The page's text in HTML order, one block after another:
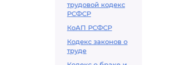
трудовой кодекс
РСФСР
КоАП РСФСР
Кодекс законов о
труде